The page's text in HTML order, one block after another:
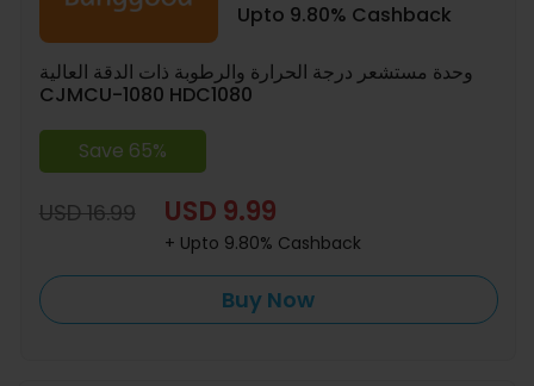
Upto 9.80% Cashback
وحدة مستشعر درجة الحرارة والرطوبة ذات الدقة العالية
CJMCU-1080 HDC1080
Save 65%
USD 16.99 USD 9.99
+ Upto 9.80% Cashback
Buy Now